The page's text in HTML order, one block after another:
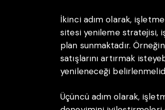
İkinci adım olarak,
sitesi yenileme stratejisi,
plan sunmaktadır.
satışlarını artırmak
yenileneceği
Üçüncü adım olarak,